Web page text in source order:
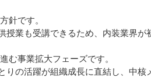
針です。
授業も受講できるため、内装業界が
む事業拡大フェーズです。
りの活躍が組織成長に直結し、中核